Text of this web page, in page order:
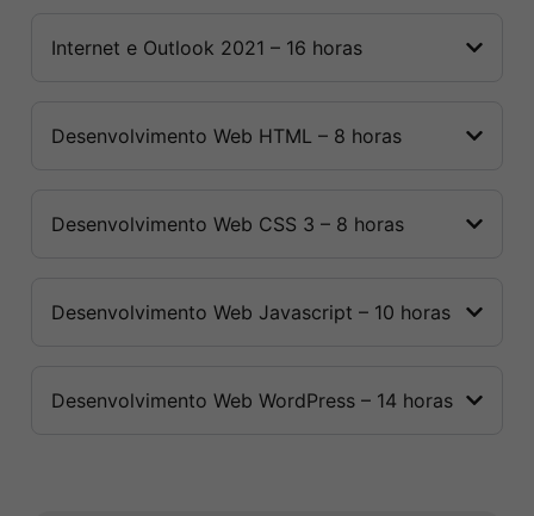
Internet e Outlook 2021 – 16 horas
Desenvolvimento Web HTML – 8 horas
Desenvolvimento Web CSS 3 – 8 horas
Desenvolvimento Web Javascript – 10 horas
Desenvolvimento Web WordPress – 14 horas